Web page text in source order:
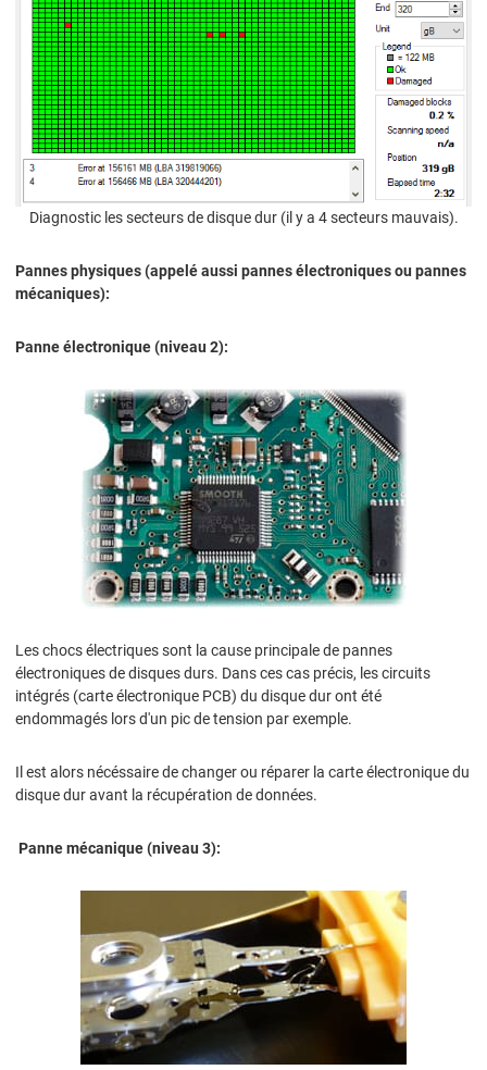
Diagnostic les secteurs de disque dur (il y a 4 secteurs mauvais).
Pannes physiques(appelé aussi pannes électroniques ou pannes
mécaniques):
Panne électronique (niveau 2):
Les chocs électriques sont la cause principale de pannes
électroniques de disques durs. Dans ces cas précis, les circuits
intégrés (carte électronique PCB) du disque dur ont été
endommagés lors d'un pic de tension par exemple.
Il est alors nécéssaire de changer ou réparer la carte électronique du
disque dur avant la récupération de données.
Panne mécanique (niveau 3):